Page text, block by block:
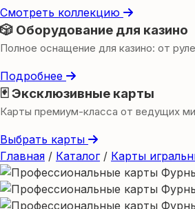
Смотреть коллекцию
🎲 Оборудование для казино
Полное оснащение для казино: от
Подробнее
🃏 Эксклюзивные карты
Карты премиум-класса от ведущих
Выбрать карты
Главная / Каталог / Карты